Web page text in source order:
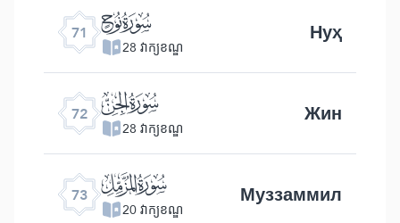
71 ﯴ
28 វាក្យខណ្ឌ Нуҳ
72 ﯵ
28 វាក្យខណ្ឌ Жин
73 ﯶ
20 វាក្យខណ្ឌ Муззаммил